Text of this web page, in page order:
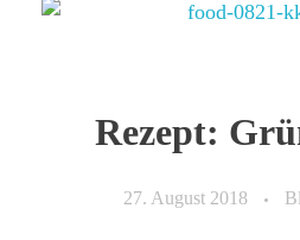
Rezept:
27. August 2018